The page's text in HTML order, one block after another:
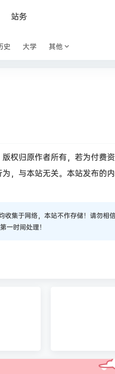
站务
史 大学 其他
权归原作者所有，若为付费
，与本站无关。本站发布的
集于网络，本站不作存储！请勿相
一时间处理！